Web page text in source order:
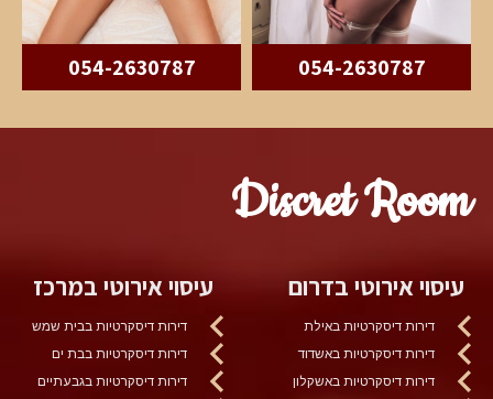
054-2630787
054-2630787
Discret Room
עיסוי אירוטי בדרום
דירות דיסקרטיות באילת
דירות דיסקרטיות באשדוד
דירות דיסקרטיות באשקלון
עיסוי אירוטי במרכז
דירות דיסקרטיות בבית שמש
דירות דיסקרטיות בבת ים
דירות דיסקרטיות בגבעתיים